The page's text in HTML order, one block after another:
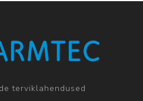
terviklahendused